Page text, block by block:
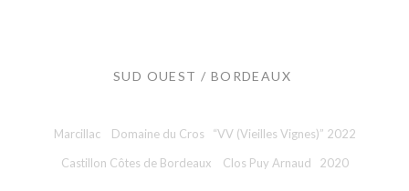
SUD OUEST / BORDEAUX
Marcillac Domaine du Cros “VV (Vieilles Vignes)” 2022
Castillon Côtes de Bordeaux Clos Puy Arnaud 2020